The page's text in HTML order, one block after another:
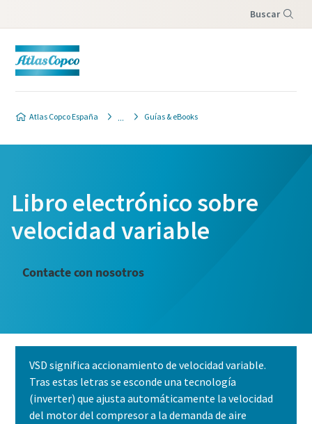
Buscar
Atlas Copco España Guías & eBooks
Libro electrónico sobre
velocidad variable
Contacte con nosotros
VSD significa accionamiento de velocidad variable.
Tras estas letras se esconde una tecnología
(inverter) que ajusta automáticamente la velocidad
del motor del compresor a la demanda de aire